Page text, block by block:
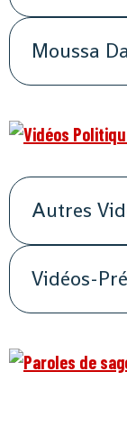
Moussa
Autres
Vidéos-